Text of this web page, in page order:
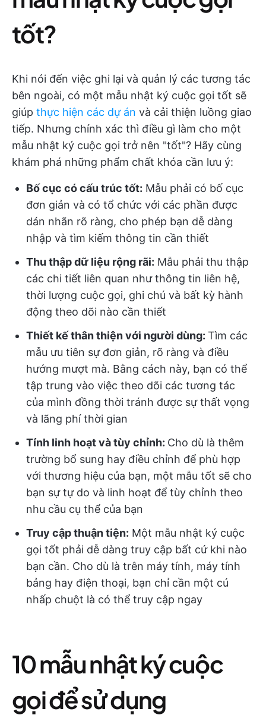
tốt?
Khi nói đến việc ghi lại và quản lý các tương tác
bên ngoài, có một mẫu nhật ký cuộc gọi tốt sẽ
giúp thực hiện các dự án và cải thiện luồng giao
tiếp. Nhưng chính xác thì điều gì làm cho một
mẫu nhật ký cuộc gọi trở nên "tốt"? Hãy cùng
khám phá những phẩm chất khóa cần lưu ý:
Bố cục có cấu trúc tốt: Mẫu phải có bố cục
đơn giản và có tổ chức với các phần được
dán nhãn rõ ràng, cho phép bạn dễ dàng
nhập và tìm kiếm thông tin cần thiết
Thu thập dữ liệu rộng rãi: Mẫu phải thu thập
các chi tiết liên quan như thông tin liên hệ,
thời lượng cuộc gọi, ghi chú và bất kỳ hành
động theo dõi nào cần thiết
Thiết kế thân thiện với người dùng: Tìm các
mẫu ưu tiên sự đơn giản, rõ ràng và điều
hướng mượt mà. Bằng cách này, bạn có thể
tập trung vào việc theo dõi các tương tác
của mình đồng thời tránh được sự thất vọng
và lãng phí thời gian
Tính linh hoạt và tùy chỉnh: Cho dù là thêm
trường bổ sung hay điều chỉnh để phù hợp
với thương hiệu của bạn, một mẫu tốt sẽ cho
bạn sự tự do và linh hoạt để tùy chỉnh theo
nhu cầu cụ thể của bạn
Truy cập thuận tiện: Một mẫu nhật ký cuộc
gọi tốt phải dễ dàng truy cập bất cứ khi nào
bạn cần. Cho dù là trên máy tính, máy tính
bảng hay điện thoại, bạn chỉ cần một cú
nhấp chuột là có thể truy cập ngay
10 mẫu nhật ký cuộc
gọi để sử dụng